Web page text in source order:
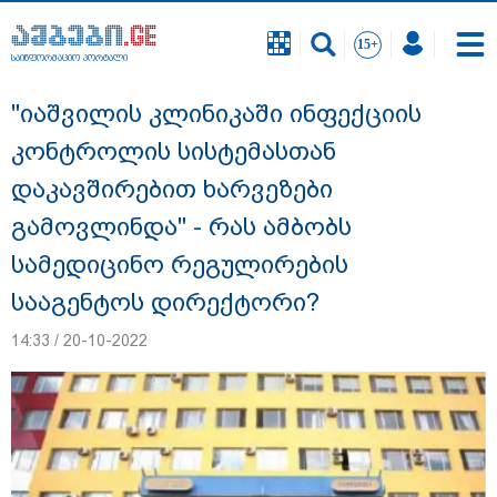
საინფორმაციო პორტალი
"ნატა ვიბლიანის საქმეზე საზოგადოება
უახლოეს დღეებში გაიგებს სიახლეს,
დაიდება პირველი მნიშვნელოვანი
შედეგი და ოფიციალურად ცნობენ
საინფორმაციო პორტალი
"იაშვილის კლინიკაში ინფექციის
კონტროლის სისტემასთან
დაკავშირებით ხარვეზები
გამოვლინდა" - რას ამბობს
სამედიცინო რეგულირების
სააგენტოს დირექტორი?
14:33 / 20-10-2022